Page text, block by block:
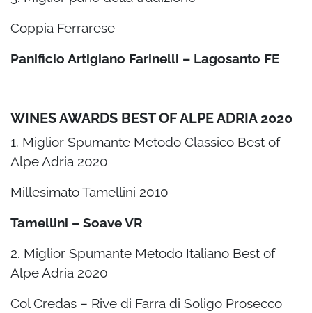
Coppia Ferrarese
Panificio Artigiano Farinelli – Lagosanto FE
WINES AWARDS BEST OF ALPE ADRIA 2020
1. Miglior Spumante Metodo Classico Best of
Alpe Adria 2020
Millesimato Tamellini 2010
Tamellini – Soave VR
2. Miglior Spumante Metodo Italiano Best of
Alpe Adria 2020
Col Credas – Rive di Farra di Soligo Prosecco